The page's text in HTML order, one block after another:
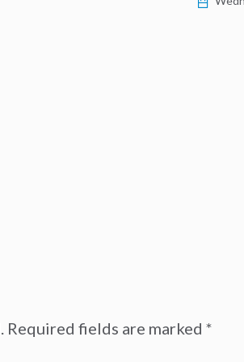
Required fields are marked *